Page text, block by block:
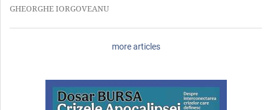
GHEORGHE IORGOVEANU
more articles